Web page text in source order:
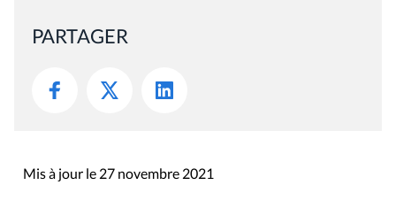
PARTAGER
Mis à jour le 27 novembre 2021